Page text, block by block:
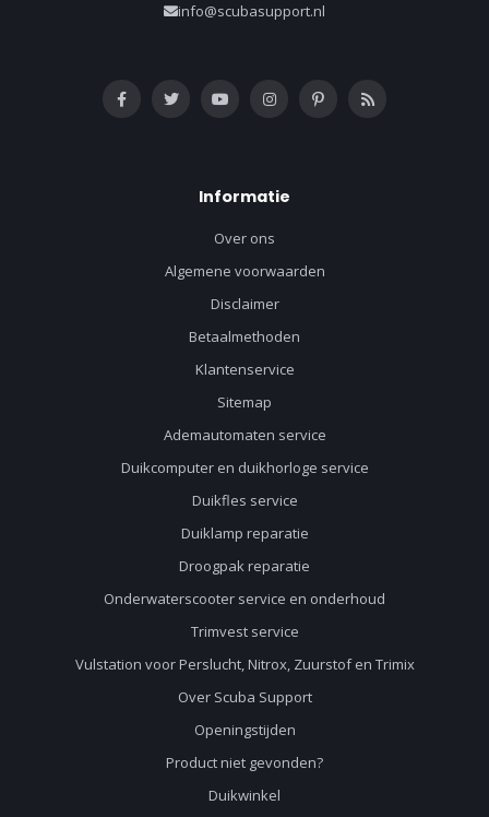
info@scubasupport.nl
Informatie
Over ons
Algemene voorwaarden
Disclaimer
Betaalmethoden
Klantenservice
Sitemap
Ademautomaten service
Duikcomputer en duikhorloge service
Duikfles service
Duiklamp reparatie
Droogpak reparatie
Onderwaterscooter service en onderhoud
Trimvest service
Vulstation voor Perslucht, Nitrox, Zuurstof en Trimix
Over Scuba Support
Openingstijden
Product niet gevonden?
Duikwinkel